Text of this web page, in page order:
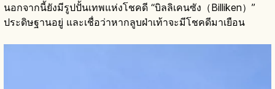
นอกจากนี้ยังมีรูปปั้นเทพแห่งโชคดี “บิลลิเคนซัง（Billiken）”
ประดิษฐานอยู่ และเชื่อว่าหากลูบฝ่าเท้าจะมีโชคดีมาเยือน